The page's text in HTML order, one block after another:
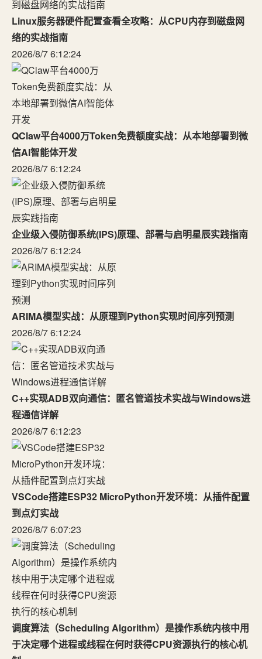
Linux服务器硬件配置查看全攻略：从CPU内存到磁盘网
络的实战指南
2026/8/7 6:12:24
QClaw平台4000万Token免费额度实战：从本地部署到微
信AI智能体开发
2026/8/7 6:12:24
企业级入侵防御系统(IPS)原理、部署与启明星辰实践指南
2026/8/7 6:12:24
ARIMA模型实战：从原理到Python实现时间序列预测
2026/8/7 6:12:24
C++实现ADB双向通信：匿名管道技术实战与Windows进
程通信详解
2026/8/7 6:12:23
VSCode搭建ESP32 MicroPython开发环境：从插件配置
到点灯实战
2026/8/7 6:07:23
调度算法（Scheduling Algorithm）是操作系统内核中用
于决定哪个进程或线程在何时获得CPU资源执行的核心机